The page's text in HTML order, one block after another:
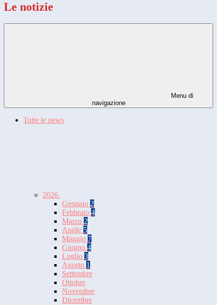
Le notizie
Menu di
navigazione
Tutte le news
2026
Gennaio 2
Febbraio 4
Marzo 2
Aprile 5
Maggio 7
Giugno 4
Luglio 3
Agosto 1
Settembre
Ottobre
Novembre
Dicembre